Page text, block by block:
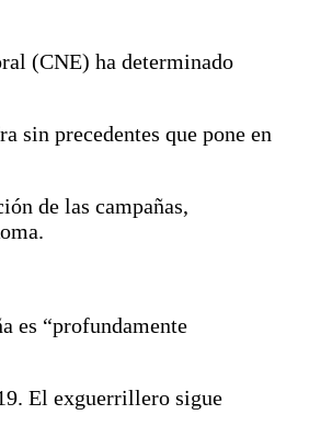
(CNE) ha determinado
sin precedentes que pone en
de las campañas,
es “profundamente
El exguerrillero sigue